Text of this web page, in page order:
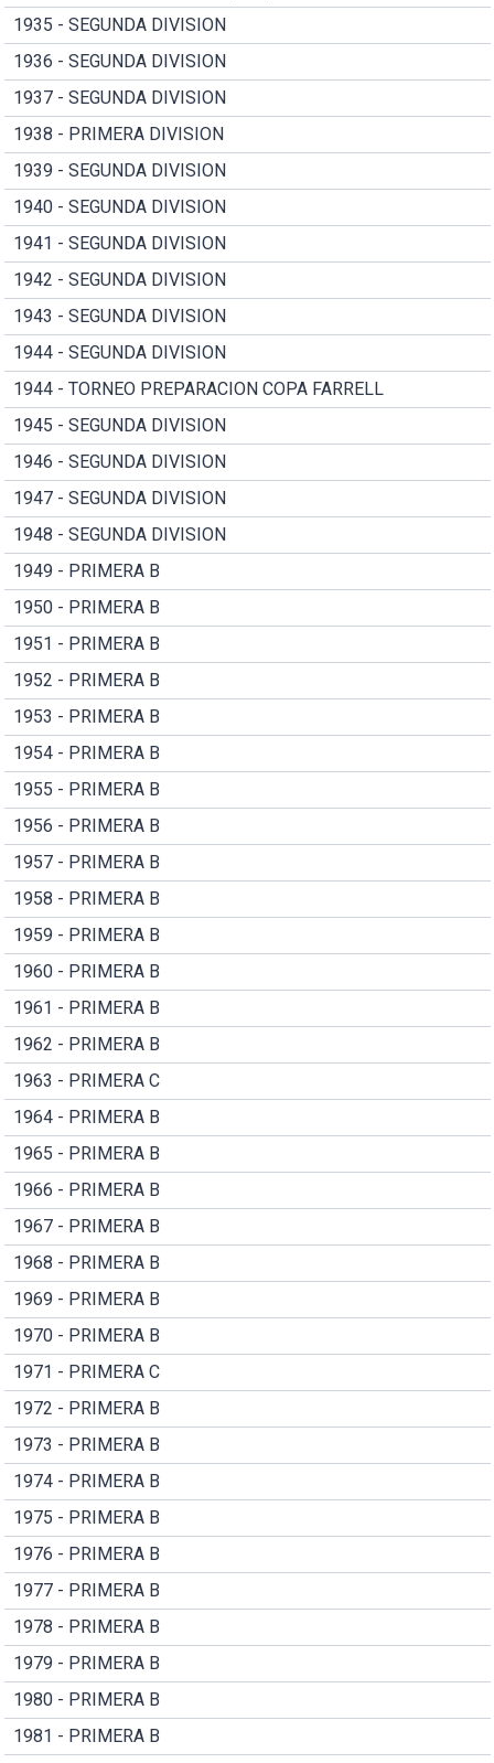
1935 - SEGUNDA DIVISION
1936 - SEGUNDA DIVISION
1937 - SEGUNDA DIVISION
1938 - PRIMERA DIVISION
1939 - SEGUNDA DIVISION
1940 - SEGUNDA DIVISION
1941 - SEGUNDA DIVISION
1942 - SEGUNDA DIVISION
1943 - SEGUNDA DIVISION
1944 - SEGUNDA DIVISION
1944 - TORNEO PREPARACION COPA FARRELL
1945 - SEGUNDA DIVISION
1946 - SEGUNDA DIVISION
1947 - SEGUNDA DIVISION
1948 - SEGUNDA DIVISION
1949 - PRIMERA B
1950 - PRIMERA B
1951 - PRIMERA B
1952 - PRIMERA B
1953 - PRIMERA B
1954 - PRIMERA B
1955 - PRIMERA B
1956 - PRIMERA B
1957 - PRIMERA B
1958 - PRIMERA B
1959 - PRIMERA B
1960 - PRIMERA B
1961 - PRIMERA B
1962 - PRIMERA B
1963 - PRIMERA C
1964 - PRIMERA B
1965 - PRIMERA B
1966 - PRIMERA B
1967 - PRIMERA B
1968 - PRIMERA B
1969 - PRIMERA B
1970 - PRIMERA B
1971 - PRIMERA C
1972 - PRIMERA B
1973 - PRIMERA B
1974 - PRIMERA B
1975 - PRIMERA B
1976 - PRIMERA B
1977 - PRIMERA B
1978 - PRIMERA B
1979 - PRIMERA B
1980 - PRIMERA B
1981 - PRIMERA B